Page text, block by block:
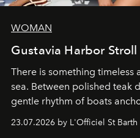
WOMAN
Gustavia Harbor Stroll
There is something timeless
sea. Between polished teak
gentle rhythm of boats
cruise fashion finds its most
23.07.2026 by L'Officiel St Barth